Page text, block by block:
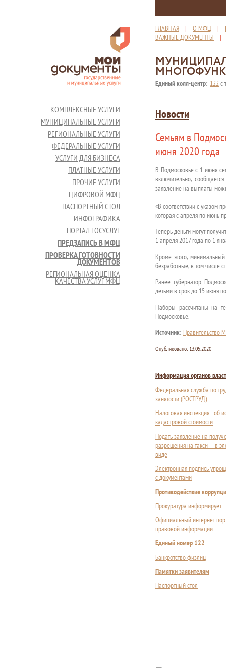
ГЛАВНАЯ | О МФЦ |
ВАЖНЫЕ ДОКУМЕНТЫ
Единый колл-центр: 122с
КОМПЛЕКСНЫЕ УСЛУГИ
МУНИЦИПАЛЬНЫЕ УСЛУГИ
РЕГИОНАЛЬНЫЕ УСЛУГИ
ФЕДЕРАЛЬНЫЕ УСЛУГИ
УСЛУГИ ДЛЯ БИЗНЕСА
ПЛАТНЫЕ УСЛУГИ
ПРОЧИЕ УСЛУГИ
ЦИФРОВОЙ МФЦ
ПАСПОРТНЫЙ СТОЛ
ИНФОГРАФИКА
ПОРТАЛ ГОСУСЛУГ
ПРЕДЗАПИСЬ В МФЦ
ПРОВЕРКА ГОТОВНОСТИ
ДОКУМЕНТОВ
РЕГИОНАЛЬНАЯ ОЦЕНКА
КАЧЕСТВА УСЛУГ МФЦ
Новости
Семьям в
июня 2020 года
В Подмосковье с 1 июня
включительно,
заявление на выплаты
«В соответствии с указом
которая с апреля по июнь
Теперь деньги могут
1 апреля 2017 года по 1
Кроме этого,
безработные, в том числе
Ранее губернатор
детьми в срок до 15 июня
Наборы рассчитаны на
Подмосковье.
Источник: Правительство
Опубликовано: 13.05.2020
Информация органов
Федеральная служба по
занятости (РОСТРУД)
Налоговая инспекция - об
кадастровой стоимости
Подать заявление на
разрешения на такси — в
виде
Электронная подпись
с документами
Противодействие
Прокуратура информирует
Официальный интернет-
правовой информации
Единый номер 122
Банкротство физлиц
Памятки заявителям
Паспортный стол